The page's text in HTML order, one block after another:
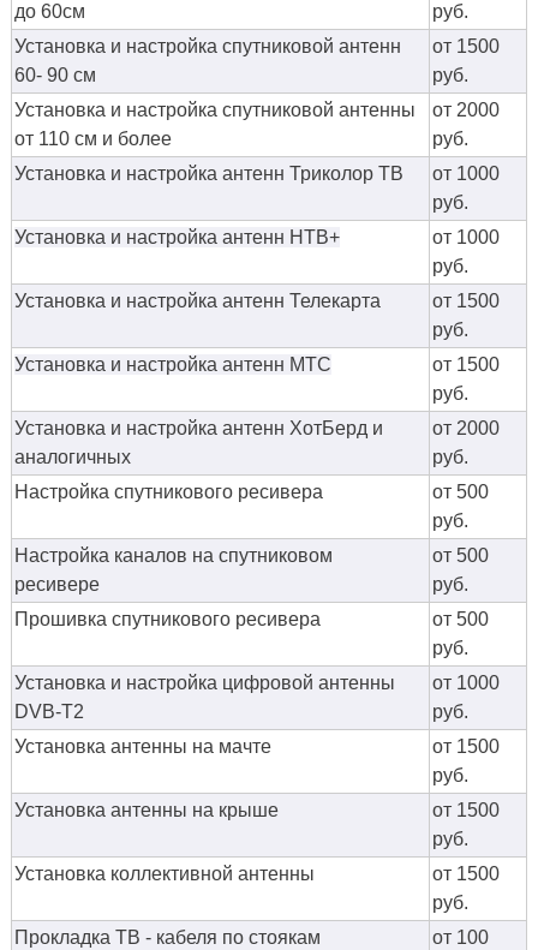
до 60см
руб.
Установка и настройка спутниковой антенн
60- 90 см
от 1500
руб.
Установка и настройка спутниковой антенны
от 110 см и более
от 2000
руб.
Установка и настройка антенн Триколор ТВ
от 1000
руб.
Установка и настройка антенн НТВ+
от 1000
руб.
Установка и настройка антенн Телекарта
от 1500
руб.
Установка и настройка антенн МТС
от 1500
руб.
Установка и настройка антенн ХотБерд и
аналогичных
от 2000
руб.
Настройка спутникового ресивера
от 500
руб.
Настройка каналов на спутниковом
ресивере
от 500
руб.
Прошивка спутникового ресивера
от 500
руб.
Установка и настройка цифровой антенны
DVB-T2
от 1000
руб.
Установка антенны на мачте
от 1500
руб.
Установка антенны на крыше
от 1500
руб.
Установка коллективной антенны
от 1500
руб.
Прокладка ТВ - кабеля по стоякам
от 100